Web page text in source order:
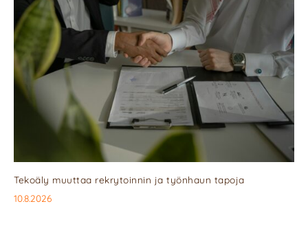
Tekoäly muuttaa rekrytoinnin ja työnhaun tapoja
10.8.2026